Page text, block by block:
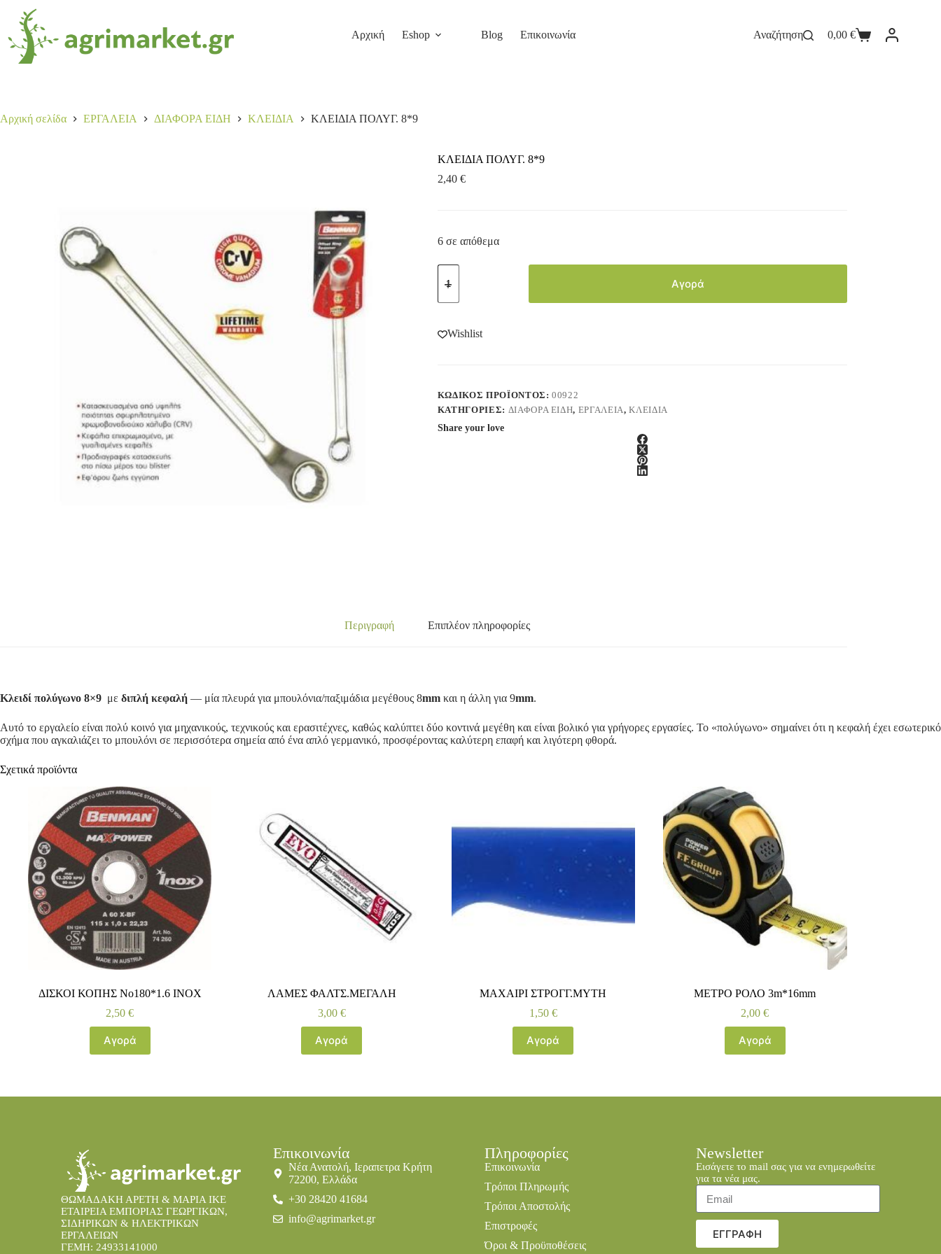
2,40
6 σε απόθεμα
Αρχική Eshop Blog Επικοινωνία Αναζήτηση 0,00 €
Αρχική σελίδα ΕΡΓΑΛΕΙΑ ΔΙΑΦΟΡΑ ΕΙΔΗ ΚΛΕΙΔΙΑ ΚΛΕΙΔΙΑ ΠΟΛΥΓ. 8*9
ΚΛΕΙΔΙΑ ΠΟΛΥΓ. 8*9
2,40 €
6 σε απόθεμα
Αγορά
Wishlist
ΚΩΔΙΚΌΣ ΠΡΟΪΌΝΤΟΣ:00922
ΚΑΤΗΓΟΡΊΕΣ: ΔΙΑΦΟΡΑ ΕΙΔΗ, ΕΡΓΑΛΕΙΑ,ΚΛΕΙΔΙΑ
Share your love
Περιγραφή Επιπλέον πληροφορίες
Κλειδί πολύγωνο 8×9 με διπλή κεφαλή — μία πλευρά για μπουλόνια/παξιμάδια μεγέθους 8mm και η άλλη για 9mm.
Αυτό το εργαλείο είναι πολύ κοινό για μηχανικούς, τεχνικούς και ερασιτέχνες, καθώς καλύπτει δύο κοντινά μεγέθη και είναι βολικό για γρήγορες εργασίες. Το «πολύγωνο» σημαίνει ότι η κεφαλή έχει εσωτερικό
σχήμα που αγκαλιάζει το μπουλόνι σε περισσότερα σημεία από ένα απλό γερμανικό, προσφέροντας καλύτερη επαφή και λιγότερη φθορά.
Σχετικά προϊόντα
ΔΙΣΚΟΙ ΚΟΠΗΣ No180*1.6 ΙΝΟΧ
2,50€
Αγορά
ΛΑΜΕΣ ΦΑΛΤΣ.ΜΕΓΑΛΗ
3,00 €
Αγορά
ΜΑΧΑΙΡΙ ΣΤΡΟΓΓ.ΜΥΤΗ
1,50 €
Αγορά
ΜΕΤΡΟ ΡΟΛΟ 3m*16mm
2,00€
Αγορά
ΘΩΜΑΔΑΚΗ ΑΡΕΤΗ & ΜΑΡΙΑ IKE
ΕΤΑΙΡΕΙΑ ΕΜΠΟΡΙΑΣ ΓΕΩΡΓΙΚΩΝ,
ΣΙΔΗΡΙΚΩΝ & ΗΛΕΚΤΡΙΚΩΝ
ΕΡΓΑΛΕΙΩΝ
ΓΕΜΗ: 24933141000
Επικοινωνία
Νέα Ανατολή, Ιεραπετρα Κρήτη
72200, Ελλάδα
+30 28420 41684
info@agrimarket.gr
Πληροφορίες
Επικοινωνία
Τρόποι Πληρωμής
Τρόποι Αποστολής
Επιστροφές
Όροι & Προϋποθέσεις
Newsletter
Εισάγετε το mail σας για να ενημερωθείτε
για τα νέα μας.
ΕΓΓΡΑΦΗ